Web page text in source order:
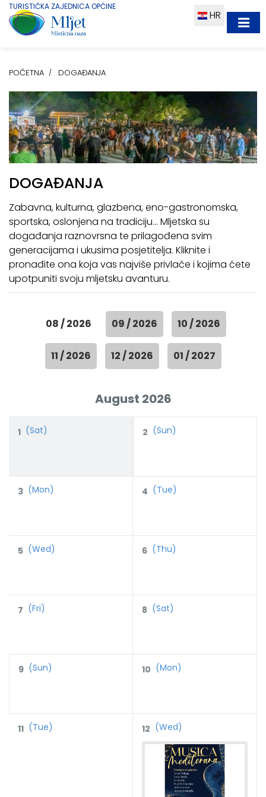
TURISTIČKA ZAJEDNICA OPĆINE
HR
POČETNA DOGAĐANJA
DOGAĐANJA
Zabavna, kulturna, glazbena, eno-gastronomska,
sportska, oslonjena na tradiciju... Mljetska su
događanja raznovrsna te prilagođena svim
generacijama i ukusima posjetitelja. Kliknite i
pronađite ona koja vas najviše privlače i kojima ćete
upotpuniti svoju mljetsku avanturu.
08 / 2026 09 / 2026 10 / 2026
11 / 2026 12 / 2026 01 / 2027
August 2026
1 (Sat) 2 (Sun)
3 (Mon) 4 (Tue)
5 (Wed) 6 (Thu)
7 (Fri) 8 (Sat)
9 (Sun) 10 (Mon)
11 (Tue) 12 (Wed)